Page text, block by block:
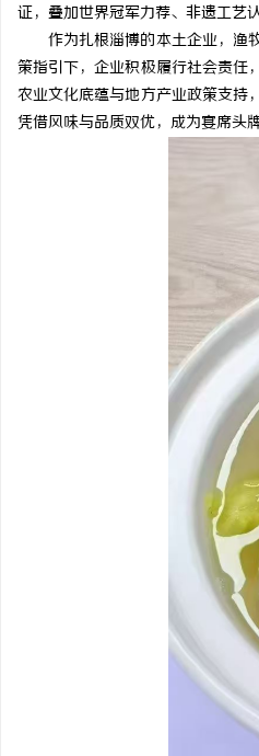
证，叠加世界冠军力荐、非遗工
作为扎根淄博的本土企业，渔牧
策指引下，企业积极履行社会责任
农业文化底蕴与地方产业政策支持
凭借风味与品质双优，成为宴席头